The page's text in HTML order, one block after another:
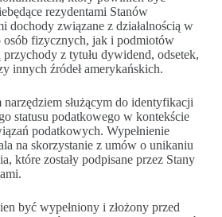
rezydentami Stanów
dochody związane z działalnością w
fizycznych, jak i podmiotów
z tytułu dywidend, odsetek,
innych źródeł amerykańskich.
służącym do identyfikacji
statusu podatkowego w kontekście
podatkowych. Wypełnienie
na skorzystanie z umów o unikaniu
które zostały podpisane przez Stany
być wypełniony i złożony przed